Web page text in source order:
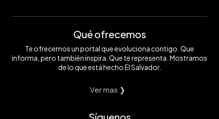
Qué ofrecemos
Te ofrecemos un portal que evoluciona contigo. Que
informa, pero también inspira. Que te representa. Mostramos
de lo que está hecho El Salvador.
Ver mas ❯